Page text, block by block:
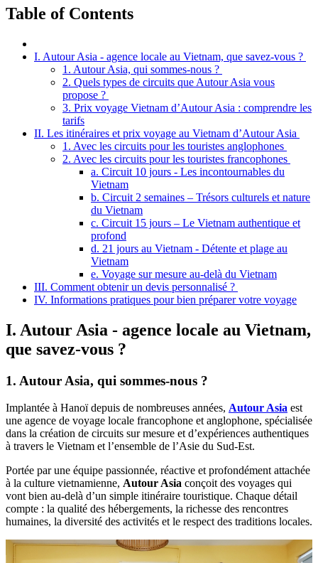
Table of Contents
I. Autour Asia - agence locale au Vietnam, que savez-vous ?
1. Autour Asia, qui sommes-nous ?
2. Quels types de circuits que Autour Asia vous
propose ?
3. Prix voyage Vietnam d’Autour Asia : comprendre les
tarifs
II. Les itinéraires et prix voyage au Vietnam d’Autour Asia
1. Avec les circuits pour les touristes anglophones
2. Avec les circuits pour les touristes francophones
a. Circuit 10 jours - Les incontournables du
Vietnam
b. Circuit 2 semaines – Trésors culturels et nature
du Vietnam
c. Circuit 15 jours – Le Vietnam authentique et
profond
d. 21 jours au Vietnam - Détente et plage au
Vietnam
e. Voyage sur mesure au-delà du Vietnam
III. Comment obtenir un devis personnalisé ?
IV. Informations pratiques pour bien préparer votre voyage
I. Autour Asia - agence locale au Vietnam,
que savez-vous ?
1. Autour Asia, qui sommes-nous ?
Implantée à Hanoï depuis de nombreuses années, Autour Asia est
une agence de voyage locale francophone et anglophone, spécialisée
dans la création de circuits sur mesure et d’expériences authentiques
à travers le Vietnam et l’ensemble de l’Asie du Sud-Est.
Portée par une équipe passionnée, réactive et profondément attachée
à la culture vietnamienne, Autour Asia conçoit des voyages qui
vont bien au-delà d’un simple itinéraire touristique. Chaque détail
compte : la qualité des hébergements, la richesse des rencontres
humaines, la diversité des activités et le respect des traditions locales.